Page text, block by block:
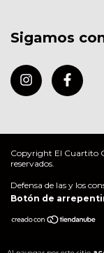
Sigamos
Copyright El Cuartito
reservados.
Defensa de las y los
Botón de